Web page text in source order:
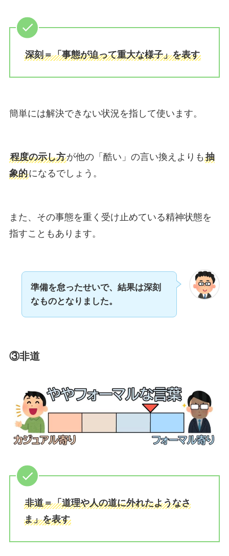
深刻＝「事態が迫って重大な様子」を表す
簡単には解決できない状況を指して使います。
程度の示し方が他の「酷い」の言い換えよりも 抽
象的になるでしょう。
また、その事態を重く受け止めている精神状態を
指すこともあります。
準備を怠ったせいで、結果は深刻
なものとなりました。
③非道
非道＝「道理や人の道に外れたようなさ
ま」を表す